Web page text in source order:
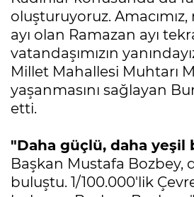
oluşturuyoruz. Amacımız,
ayı olan Ramazan ayı
vatandaşımızın
Millet Mahallesi Muhtarı
yaşanmasını sağlayan
etti.
"Daha güçlü, daha yeşil
Başkan Mustafa Bozbey,
buluştu. 1/100.000'lik